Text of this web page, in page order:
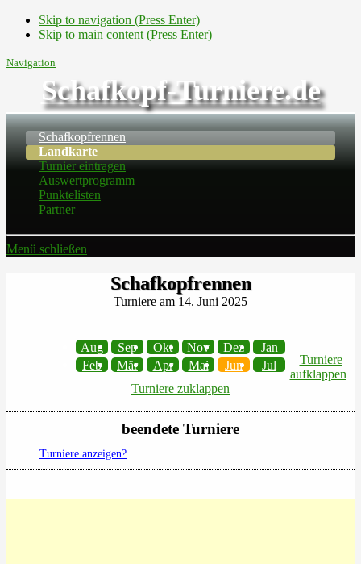
Skip to navigation (Press Enter)
Skip to main content (Press Enter)
Navigation
Schafkopf-Turniere.de
Schafkopfrennen
Landkarte
Turnier eintragen
Auswertprogramm
Punktelisten
Partner
Menü schließen
Schafkopfrennen
Turniere am 14. Juni 2025
Aug Sep Okt Nov Dez
Jan
Feb
Mär Apr Mai Jun Jul
Turniere
aufklappen |
Turniere zuklappen
beendete Turniere
Turniere anzeigen?